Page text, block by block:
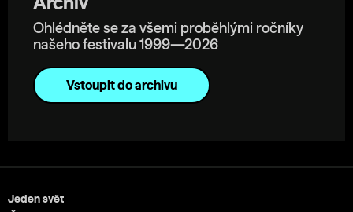
Archiv
Ohlédněte se za všemi proběhlými ročníky
našeho festivalu 1999—2026
Vstoupit do archivu
Jeden svět